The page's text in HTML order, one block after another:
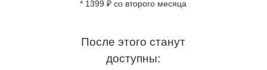
* 1399 ₽ со второго месяца
После этого станут
доступны: